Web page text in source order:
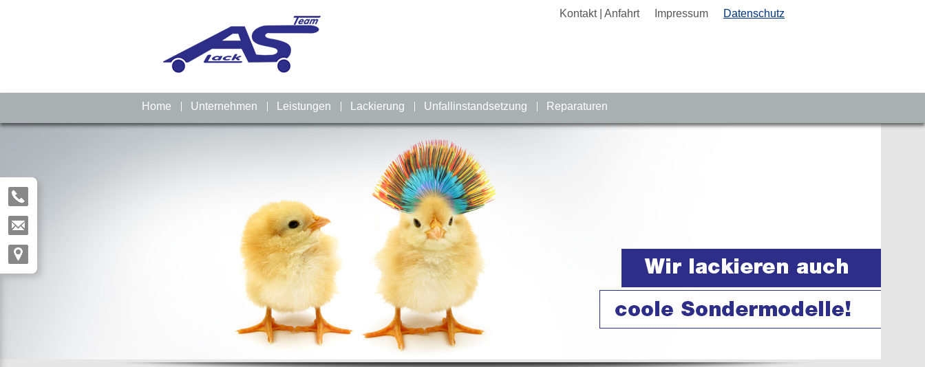
Kontakt | Anfahrt Impressum Datenschutz
Home Unternehmen Leistungen Lackierung Unfallinstandsetzung Reparaturen